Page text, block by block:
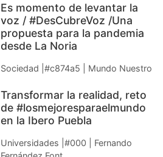
Es momento de levantar la
voz / #DesCubreVoz /Una
propuesta para la pandemia
desde La Noria
Sociedad |#c874a5 | Mundo Nuestro
Transformar la realidad, reto
de #losmejoresparaelmundo
en la Ibero Puebla
Universidades |#000 | Fernando